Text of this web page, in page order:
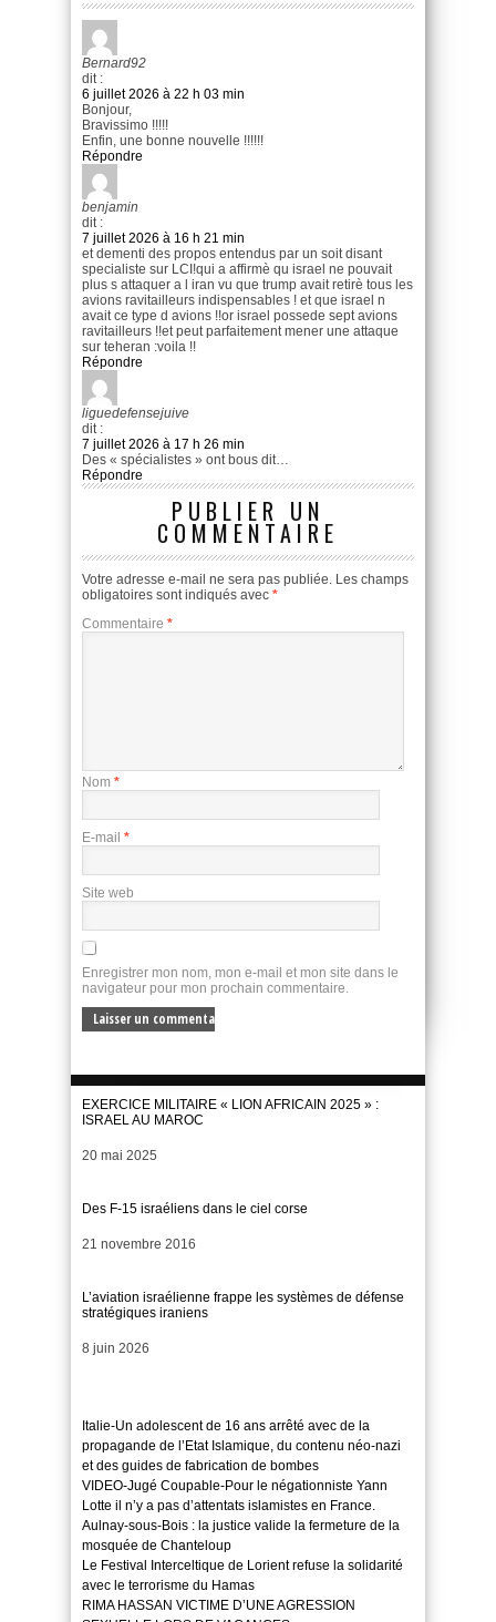
Bernard92
dit :
6 juillet 2026 à 22 h 03 min
Bonjour,
Bravissimo !!!!!
Enfin, une bonne nouvelle !!!!!!
Répondre
benjamin
dit :
7 juillet 2026 à 16 h 21 min
et dementi des propos entendus par un soit disant
specialiste sur LCI!qui a affirmè qu israel ne pouvait
plus s attaquer a l iran vu que trump avait retirè tous les
avions ravitailleurs indispensables ! et que israel n
avait ce type d avions !!or israel possede sept avions
ravitailleurs !!et peut parfaitement mener une attaque
sur teheran :voila !!
Répondre
liguedefensejuive
dit :
7 juillet 2026 à 17 h 26 min
Des « spécialistes » ont bous dit…
Répondre
PUBLIER UN
COMMENTAIRE
Votre adresse e-mail ne sera pas publiée. Les champs
obligatoires sont indiqués avec *
Commentaire *
Nom *
E-mail *
Site web
Enregistrer mon nom, mon e-mail et mon site dans le
navigateur pour mon prochain commentaire.
EXERCICE MILITAIRE « LION AFRICAIN 2025 » :
ISRAEL AU MAROC
Date
20 mai 2025
Des F-15 israéliens dans le ciel corse
Date
21 novembre 2016
L’aviation israélienne frappe les systèmes de défense
stratégiques iraniens
Date
8 juin 2026
Italie-Un adolescent de 16 ans arrêté avec de la
propagande de l’Etat Islamique, du contenu néo-nazi
et des guides de fabrication de bombes
VIDEO-Jugé Coupable-Pour le négationniste Yann
Lotte il n’y a pas d’attentats islamistes en France.
Aulnay-sous-Bois : la justice valide la fermeture de la
mosquée de Chanteloup
Le Festival Interceltique de Lorient refuse la solidarité
avec le terrorisme du Hamas
RIMA HASSAN VICTIME D’UNE AGRESSION